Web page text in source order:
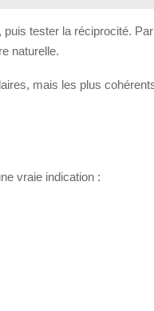
tester la réciprocité.
naturelle.
mais les plus
vraie indication :